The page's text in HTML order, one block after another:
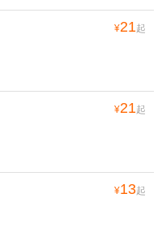
¥21起
¥21起
¥13起